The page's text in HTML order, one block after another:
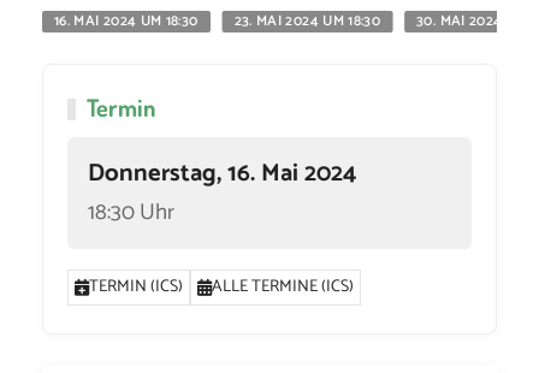
16. MAI 2024 UM 18:30
23. MAI 2024 UM 18:30 30. MAI 2024 UM
Termin
Donnerstag, 16. Mai 2024
18:30 Uhr
TERMIN (ICS) ALLE TERMINE (ICS)